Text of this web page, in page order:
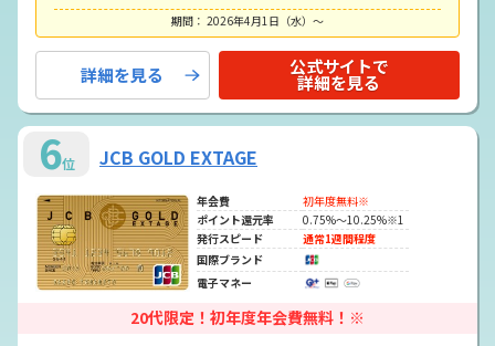
期間： 2026年4月1日（水）～
詳細を見る 公式サイトで
詳細を見る
6位 JCB GOLD EXTAGE
年会費
初年度無料※
ポイント還元率
0.75%～10.25%※1
発行スピード
通常1週間程度
国際ブランド
電子マネー
20代限定！初年度年会費無料！※